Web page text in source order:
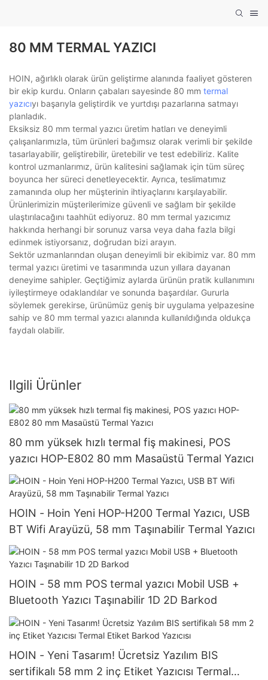
80 MM TERMAL YAZICI
HOIN, ağırlıklı olarak ürün geliştirme alanında faaliyet gösteren
bir ekip kurdu. Onların çabaları sayesinde 80 mm termal
yazıcıyı başarıyla geliştirdik ve yurtdışı pazarlarına satmayı
planladık.
Eksiksiz 80 mm termal yazıcı üretim hatları ve deneyimli
çalışanlarımızla, tüm ürünleri bağımsız olarak verimli bir şekilde
tasarlayabilir, geliştirebilir, üretebilir ve test edebiliriz. Kalite
kontrol uzmanlarımız, ürün kalitesini sağlamak için tüm süreç
boyunca her süreci denetleyecektir. Ayrıca, teslimatımız
zamanında olup her müşterinin ihtiyaçlarını karşılayabilir.
Ürünlerimizin müşterilerimize güvenli ve sağlam bir şekilde
ulaştırılacağını taahhüt ediyoruz. 80 mm termal yazıcımız
hakkında herhangi bir sorunuz varsa veya daha fazla bilgi
edinmek istiyorsanız, doğrudan bizi arayın.
Sektör uzmanlarından oluşan deneyimli bir ekibimiz var. 80 mm
termal yazıcı üretimi ve tasarımında uzun yıllara dayanan
deneyime sahipler. Geçtiğimiz aylarda ürünün pratik kullanımını
iyileştirmeye odaklandılar ve sonunda başardılar. Gururla
söylemek gerekirse, ürünümüz geniş bir uygulama yelpazesine
sahip ve 80 mm termal yazıcı alanında kullanıldığında oldukça
faydalı olabilir.
Ilgili Ürünler
80 mm yüksek hızlı termal fiş makinesi, POS
yazıcı HOP-E802 80 mm Masaüstü Termal Yazıcı
HOIN - Hoin Yeni HOP-H200 Termal Yazıcı, USB
BT Wifi Arayüzü, 58 mm Taşınabilir Termal Yazıcı
HOIN - 58 mm POS termal yazıcı Mobil USB +
Bluetooth Yazıcı Taşınabilir 1D 2D Barkod
HOIN - Yeni Tasarım! Ücretsiz Yazılım BIS
sertifikalı 58 mm 2 inç Etiket Yazıcısı Termal